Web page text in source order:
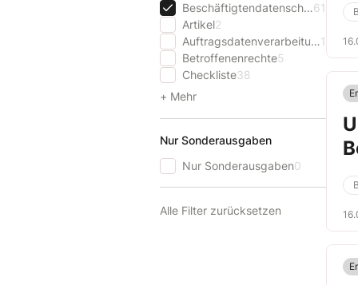
Beschäftigtendatenschutz61
Artikel2
Auftragsdatenverarbeitung1
Betroffenenrechte5
Checkliste38
+ Mehr
Nur Sonderausgaben
Nur Sonderausgaben0
Alle Filter zurücksetzen